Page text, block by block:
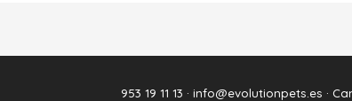
953 19 11 13 · info@evolutionpets.es ·